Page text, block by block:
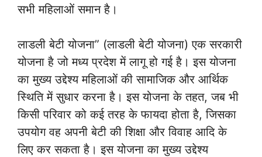
सभी महिलाओं समान है।
लाडली बेटी योजना” (लाडली बेटी योजना) एक सरकारी
योजना है जो मध्य प्रदेश में लागू हो गई है। इस योजना
का मुख्य उद्देश्य महिलाओं की सामाजिक और आर्थिक
स्थिति में सुधार करना है। इस योजना के तहत, जब भी
किसी परिवार को कई तरह के फायदा होता है, जिसका
उपयोग वह अपनी बेटी की शिक्षा और विवाह आदि के
लिए कर सकता है। इस योजना का मुख्य उद्देश्य